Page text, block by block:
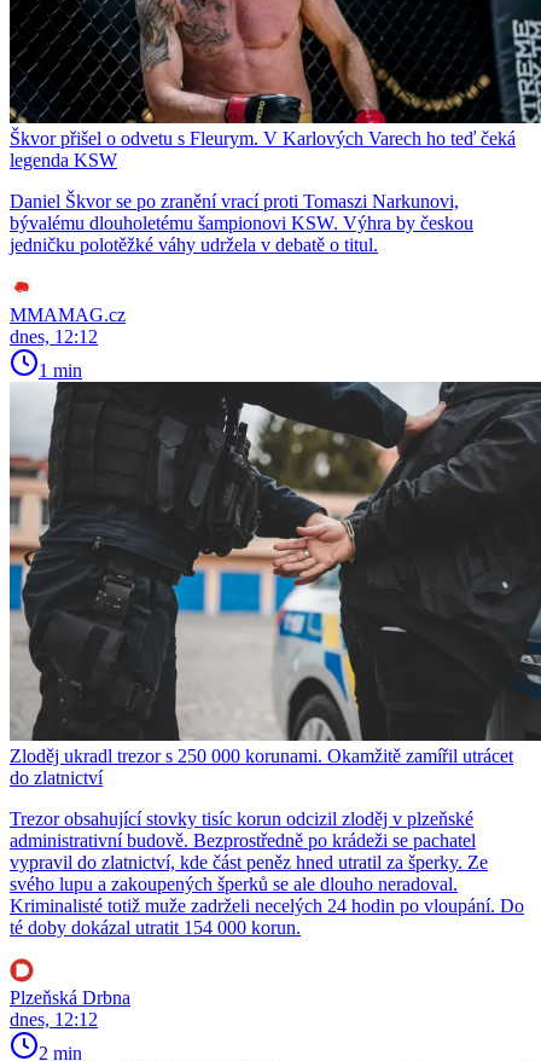
Škvor přišel o odvetu s Fleurym. V Karlových Varech ho teď čeká
legenda KSW
Daniel Škvor se po zranění vrací proti Tomaszi Narkunovi,
bývalému dlouholetému šampionovi KSW. Výhra by českou
jedničku polotěžké váhy udržela v debatě o titul.
MMAMAG.cz
dnes, 12:12
1 min
Zloděj ukradl trezor s 250 000 korunami. Okamžitě zamířil utrácet
do zlatnictví
Trezor obsahující stovky tisíc korun odcizil zloděj v plzeňské
administrativní budově. Bezprostředně po krádeži se pachatel
vypravil do zlatnictví, kde část peněz hned utratil za šperky. Ze
svého lupu a zakoupených šperků se ale dlouho neradoval.
Kriminalisté totiž muže zadrželi necelých 24 hodin po vloupání. Do
té doby dokázal utratit 154 000 korun.
Plzeňská Drbna
dnes, 12:12
2 min